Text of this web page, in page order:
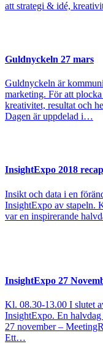
att strategi & idé,
Guldnyckeln 27 mars
Guldnyckeln är
marketing. För att
kreativitet, resultat och
Dagen är uppdelad i…
InsightExpo 2018 recap
Insikt och data i en
InsightExpo av stapeln.
var en inspirerande
InsightExpo 27
Kl. 08.30-13.00 I slutet
InsightExpo. En
27 november –
Ett…